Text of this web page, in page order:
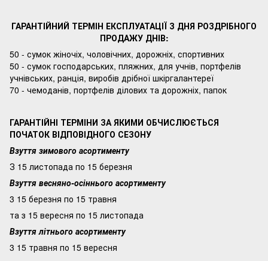
ГАРАНТІЙНИЙ ТЕРМІН ЕКСПЛУАТАЦІЇ З ДНЯ РОЗДРІБНОГО
ПРОДАЖУ ДНІВ:
50 - сумок жіночіх, чоловічних, дорожніх, спортивних
50 - сумок господарських, пляжних, для учнів, портфелів
учнівських, ранція, виробів дрібної шкіргалантереї
70 - чемоданів, портфелів ділових та дорожніх, папок
ГАРАНТІЙНІ ТЕРМІНИ ЗА ЯКИМИ ОБЧИСЛЮЄТЬСЯ
ПОЧАТОК ВІДПОВІДНОГО СЕЗОНУ
Взуття зимового асортименту
З 15 листопада по 15 березня
Взуття весняно-осіннього асортименту
3 15 березня по 15 травня
та з 15 вересня по 15 листопада
Взуття літнього асортименту
3 15 травня по 15 вересня